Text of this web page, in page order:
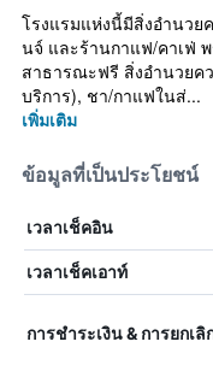
โรงแรมแห่งนี้มีสิ่งอำนวย
นจ์ และร้านกาแฟ/คาเฟ่
สาธารณะฟรี สิ่งอำนวยค
บริการ), ชา/กาแฟในส่...
เพิ่มเติม
ข้อมูลที่เป็นประโยชน์
เวลาเช็คอิน
เวลาเช็คเอาท์
การชำระเงิน & การยกเลิ